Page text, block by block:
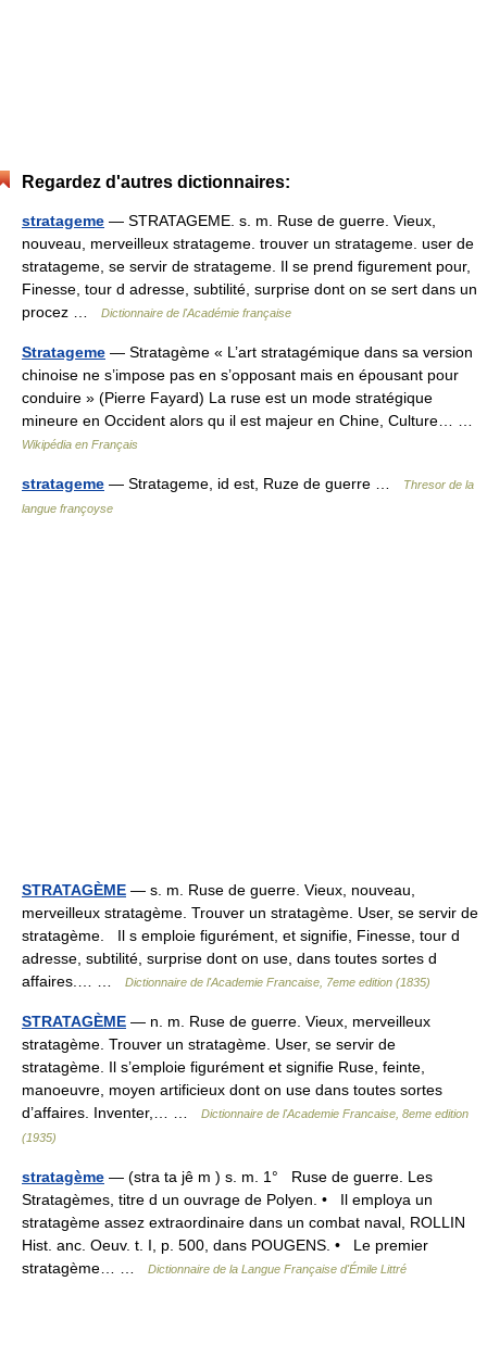
Regardez d'autres dictionnaires:
stratageme — STRATAGEME. s. m. Ruse de guerre. Vieux,
nouveau, merveilleux stratageme. trouver un stratageme. user de
stratageme, se servir de stratageme. Il se prend figurement pour,
Finesse, tour d adresse, subtilité, surprise dont on se sert dans un
procez …
Dictionnaire de l'Académie française
Stratageme — Stratagème « L’art stratagémique dans sa version
chinoise ne s’impose pas en s’opposant mais en épousant pour
conduire » (Pierre Fayard) La ruse est un mode stratégique
mineure en Occident alors qu il est majeur en Chine, Culture… …
Wikipédia en Français
stratageme — Stratageme, id est, Ruze de guerre …
Thresor de la
langue françoyse
STRATAGÈME — s. m. Ruse de guerre. Vieux, nouveau,
merveilleux stratagème. Trouver un stratagème. User, se servir de
stratagème. Il s emploie figurément, et signifie, Finesse, tour d
adresse, subtilité, surprise dont on use, dans toutes sortes d
affaires.… …
Dictionnaire de l'Academie Francaise, 7eme edition (1835)
STRATAGÈME — n. m. Ruse de guerre. Vieux, merveilleux
stratagème. Trouver un stratagème. User, se servir de
stratagème. Il s’emploie figurément et signifie Ruse, feinte,
manoeuvre, moyen artificieux dont on use dans toutes sortes
d’affaires. Inventer,… …
Dictionnaire de l'Academie Francaise, 8eme edition
(1935)
stratagème — (stra ta jê m ) s. m. 1° Ruse de guerre. Les
Stratagèmes, titre d un ouvrage de Polyen. • Il employa un
stratagème assez extraordinaire dans un combat naval, ROLLIN
Hist. anc. Oeuv. t. I, p. 500, dans POUGENS. • Le premier
stratagème… …
Dictionnaire de la Langue Française d'Émile Littré